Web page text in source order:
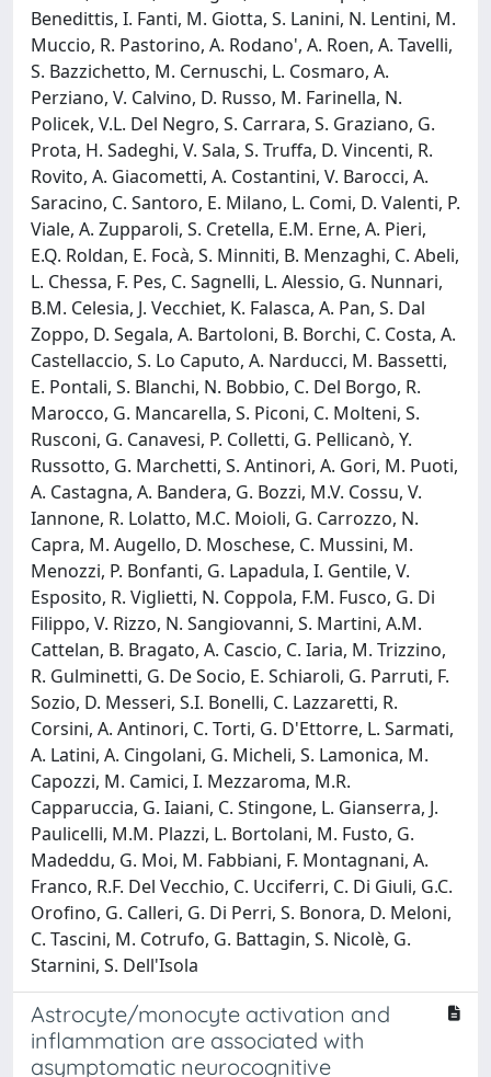
Benedittis, I. Fanti, M. Giotta, S. Lanini, N. Lentini, M.
Muccio, R. Pastorino, A. Rodano', A. Roen, A. Tavelli,
S. Bazzichetto, M. Cernuschi, L. Cosmaro, A.
Perziano, V. Calvino, D. Russo, M. Farinella, N.
Policek, V.L. Del Negro, S. Carrara, S. Graziano, G.
Prota, H. Sadeghi, V. Sala, S. Truffa, D. Vincenti, R.
Rovito, A. Giacometti, A. Costantini, V. Barocci, A.
Saracino, C. Santoro, E. Milano, L. Comi, D. Valenti, P.
Viale, A. Zupparoli, S. Cretella, E.M. Erne, A. Pieri,
E.Q. Roldan, E. Focà, S. Minniti, B. Menzaghi, C. Abeli,
L. Chessa, F. Pes, C. Sagnelli, L. Alessio, G. Nunnari,
B.M. Celesia, J. Vecchiet, K. Falasca, A. Pan, S. Dal
Zoppo, D. Segala, A. Bartoloni, B. Borchi, C. Costa, A.
Castellaccio, S. Lo Caputo, A. Narducci, M. Bassetti,
E. Pontali, S. Blanchi, N. Bobbio, C. Del Borgo, R.
Marocco, G. Mancarella, S. Piconi, C. Molteni, S.
Rusconi, G. Canavesi, P. Colletti, G. Pellicanò, Y.
Russotto, G. Marchetti, S. Antinori, A. Gori, M. Puoti,
A. Castagna, A. Bandera, G. Bozzi, M.V. Cossu, V.
Iannone, R. Lolatto, M.C. Moioli, G. Carrozzo, N.
Capra, M. Augello, D. Moschese, C. Mussini, M.
Menozzi, P. Bonfanti, G. Lapadula, I. Gentile, V.
Esposito, R. Viglietti, N. Coppola, F.M. Fusco, G. Di
Filippo, V. Rizzo, N. Sangiovanni, S. Martini, A.M.
Cattelan, B. Bragato, A. Cascio, C. Iaria, M. Trizzino,
R. Gulminetti, G. De Socio, E. Schiaroli, G. Parruti, F.
Sozio, D. Messeri, S.I. Bonelli, C. Lazzaretti, R.
Corsini, A. Antinori, C. Torti, G. D'Ettorre, L. Sarmati,
A. Latini, A. Cingolani, G. Micheli, S. Lamonica, M.
Capozzi, M. Camici, I. Mezzaroma, M.R.
Capparuccia, G. Iaiani, C. Stingone, L. Gianserra, J.
Paulicelli, M.M. Plazzi, L. Bortolani, M. Fusto, G.
Madeddu, G. Moi, M. Fabbiani, F. Montagnani, A.
Franco, R.F. Del Vecchio, C. Ucciferri, C. Di Giuli, G.C.
Orofino, G. Calleri, G. Di Perri, S. Bonora, D. Meloni,
C. Tascini, M. Cotrufo, G. Battagin, S. Nicolè, G.
Starnini, S. Dell'Isola
Astrocyte/monocyte activation and
inflammation are associated with
asymptomatic neurocognitive